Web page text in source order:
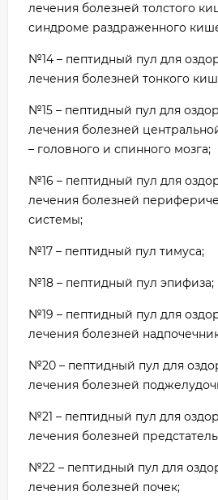
лечения болезней толстого
синдроме раздраженного
№14 – пептидный пул для
лечения болезней тонкого
№15 – пептидный пул для
лечения болезней
– головного и спинного мозга;
№16 – пептидный пул для
лечения болезней
системы;
№17 – пептидный пул тимуса;
№18 – пептидный пул эпифиза;
№19 – пептидный пул для
лечения болезней
№20 – пептидный пул для
лечения болезней
№21 – пептидный пул для
лечения болезней
№22 – пептидный пул для
лечения болезней почек;